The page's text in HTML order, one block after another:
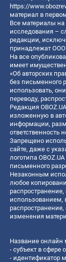
https://
материал в
Все материалы на
исследования –
редакции,
принадлежат ООО
На все
имеет
«Об авторских
без письменного
использовать,
переводу,
Редакция
изложенную в
информации,
ответственность
Запрещено
сайте, даже с
логотипа
письменного
Незаконным
любое
использованием,
изменения
Название онлайн
- субъект в сфере
- идентификатор